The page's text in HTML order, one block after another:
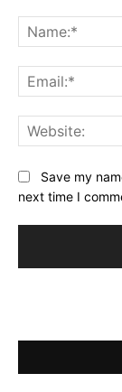
Save my
next time I